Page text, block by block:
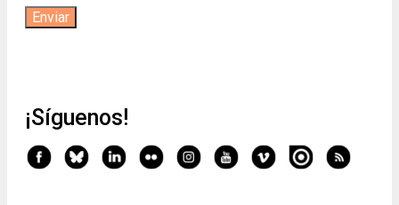
¡Síguenos!